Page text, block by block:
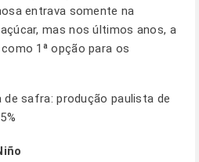
entrava somente na
mas nos últimos anos, a
1ª opção para os
de safra: produção paulista de
Niño